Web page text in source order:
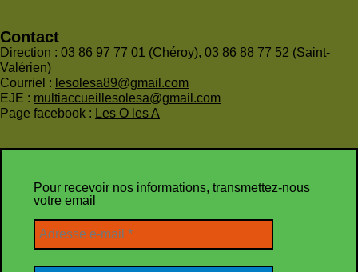
Contact
Direction : 03 86 97 77 01 (Chéroy), 03 86 88 77 52 (Saint-
Valérien)
Courriel : lesolesa89@gmail.com
EJE : multiaccueillesolesa@gmail.com
Page facebook : Les O les A
Pour recevoir nos informations, transmettez-nous
votre email